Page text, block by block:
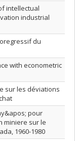
intellectual
industrial
du
with econometric
sur les déviations
pour
miniere sur le
1960-1980